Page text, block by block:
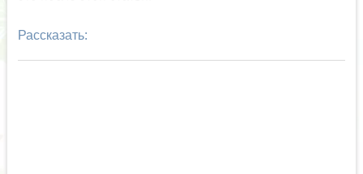
Рассказать: